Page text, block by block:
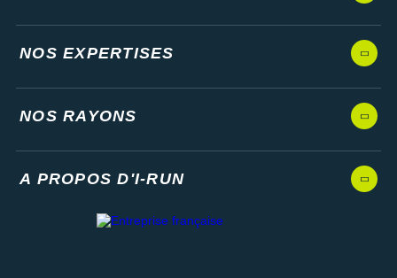
NOS EXPERTISES
NOS RAYONS
A PROPOS D'I-RUN